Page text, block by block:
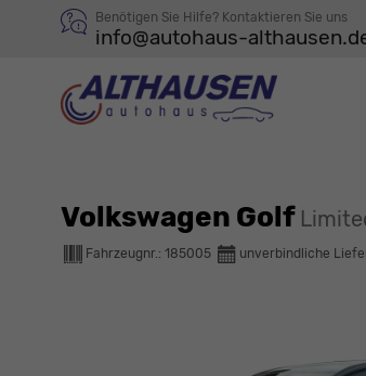
Benötigen Sie Hilfe? Kontaktieren Sie uns
info@autohaus-
Volkswagen Golf
Fahrzeugnr.: 185005 unverbindliche